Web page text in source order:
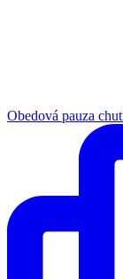
Obedová pauza